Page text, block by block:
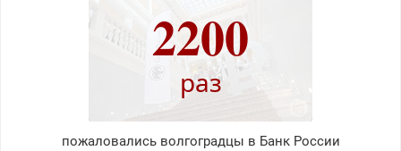
2200
раз
пожаловались волгоградцы в Банк России